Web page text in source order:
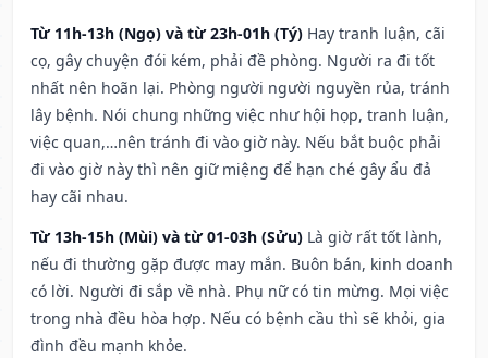
Từ 11h-13h (Ngọ) và từ 23h-01h (Tý) Hay tranh luận, cãi
cọ, gây chuyện đói kém, phải đề phòng. Người ra đi tốt
nhất nên hoãn lại. Phòng người người nguyền rủa, tránh
lây bệnh. Nói chung những việc như hội họp, tranh luận,
việc quan,…nên tránh đi vào giờ này. Nếu bắt buộc phải
đi vào giờ này thì nên giữ miệng để hạn ché gây ẩu đả
hay cãi nhau.
Từ 13h-15h (Mùi) và từ 01-03h (Sửu) Là giờ rất tốt lành,
nếu đi thường gặp được may mắn. Buôn bán, kinh doanh
có lời. Người đi sắp về nhà. Phụ nữ có tin mừng. Mọi việc
trong nhà đều hòa hợp. Nếu có bệnh cầu thì sẽ khỏi, gia
đình đều mạnh khỏe.